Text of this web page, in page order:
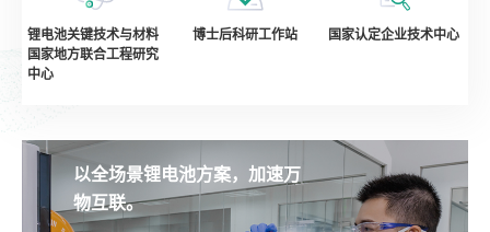
锂电池关键技术与材料
国家地方联合工程研究
中心
博士后科研工作站 国家认定企业技术中心
以全场景锂电池方案，加速万
物互联。